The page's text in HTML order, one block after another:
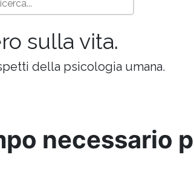
sulla vita.
della psicologia umana.
necessario